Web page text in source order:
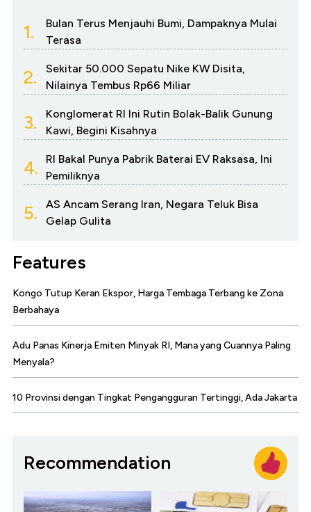
1.
Bulan Terus Menjauhi Bumi, Dampaknya Mulai
Terasa
2.
Sekitar 50.000 Sepatu Nike KW Disita,
Nilainya Tembus Rp66 Miliar
3.
Konglomerat RI Ini Rutin Bolak-Balik Gunung
Kawi, Begini Kisahnya
4.
RI Bakal Punya Pabrik Baterai EV Raksasa, Ini
Pemiliknya
5.
AS Ancam Serang Iran, Negara Teluk Bisa
Gelap Gulita
Features
Kongo Tutup Keran Ekspor, Harga Tembaga Terbang ke Zona
Berbahaya
Adu Panas Kinerja Emiten Minyak RI, Mana yang Cuannya Paling
Menyala?
10 Provinsi dengan Tingkat Pengangguran Tertinggi, Ada Jakarta
Recommendation